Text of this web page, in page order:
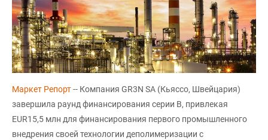
Маркет Репорт-- Компания GR3N SA (Кьяссо, Швейцария)
завершила раунд финансирования серии B, привлекая
EUR15,5 млн для финансирования первого промышленного
внедрения своей технологии деполимеризации с